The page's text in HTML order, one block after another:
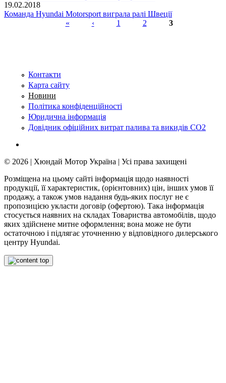
19.02.2018
Команда Hyundai Motorsport виграла ралі Швеції
« ‹ 1 2 3
Контакти
Карта сайту
Новини
Політика конфіденційності
Юридична інформація
Довідник офіційних витрат палива та викидів СО2
© 2026 | Хюндай Мотор Україна | Усі права захищені
Розміщена на цьому сайті інформація щодо наявності
продукції, її характеристик, (орієнтовних) цін, інших умов її
продажу, а також умов надання будь-яких послуг не є
пропозицією укласти договір (офертою). Така інформація
стосується наявних на складах Товариства автомобілів, щодо
яких здійснене митне оформлення; вона може не бути
остаточною і підлягає уточненню у відповідного дилерського
центру Hyundai.